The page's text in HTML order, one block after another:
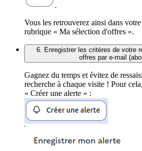
.
Vous les retrouverez ainsi dans
rubrique « Ma sélection d'offres ».
6. Enregistrer les critères de votre
offres par e-mail
Gagnez du temps et évitez de
recherche à chaque visite ! Pour
« Créer une alerte » :